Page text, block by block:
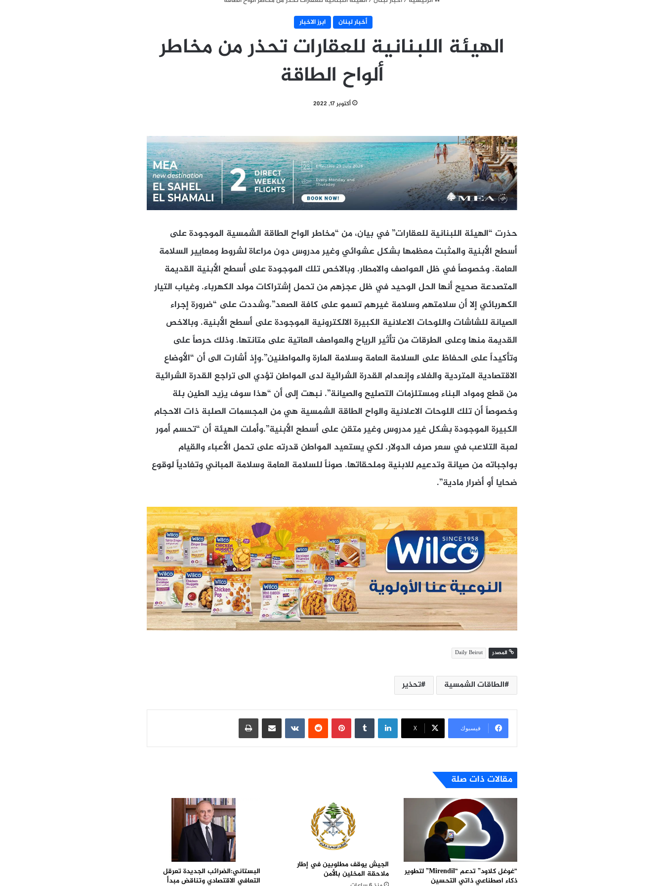
أخبار لبنان
ابرز الاخبار
الهيئة اللبنانية للعقارات تحذر من مخاطر
ألواح الطاقة
أكتوبر 17, 2022
حذرت “الهيئة اللبنانية للعقارات” في بيان، من “مخاطر الواح الطاقة الشمسية الموجودة على
أسطح الأبنية والمثبت معظمها بشكل عشوائي وغير مدروس دون مراعاة لشروط ومعايير السلامة
العامة. وخصوصاً في ظل العواصف والامطار. وبالاخص تلك الموجودة على أسطح الأبنية القديمة
المتصدعة صحيح أنها الحل الوحيد في ظل عجزهم من تحمل إشتراكات مولد الكهرباء. وغياب التيار
الكهربائي إلا أن سلامتهم وسلامة غيرهم تسمو على كافة الصعد”.وشددت على “ضرورة إجراء
الصيانة للشاشات واللوحات الاعلانية الكبيرة الالكترونية الموجودة على أسطح الأبنية. وبالاخص
القديمة منها وعلى الطرقات من تأثير الرياح والعواصف العاتية على متانتها. وذلك حرصاً على
وتأكيداً على الحفاظ على السلامة العامة وسلامة المارة والمواطنين”.وإذ أشارت الى أن “الأوضاع
الاقتصادية المتردية والغلاء وإنعدام القدرة الشرائية لدى المواطن تؤدي الى تراجع القدرة الشرائية
من قطع ومواد البناء ومستلزمات التصليح والصيانة”. نبهت إلى أن “هذا سوف يزيد الطين بلة
وخصوصاً أن تلك اللوحات الاعلانية والواح الطاقة الشمسية هي من المجسمات الصلبة ذات الاحجام
الكبيرة الموجودة بشكل غير مدروس وغير متقن على أسطح الأبنية”.وأملت الهيئة أن “تحسم أمور
لعبة التلاعب في سعر صرف الدولار. لكي يستعيد المواطن قدرته على تحمل الأعباء والقيام
بواجباته من صيانة وتدعيم للابنية وملحقاتها. صوناً للسلامة العامة وسلامة المباني وتفادياً لوقوع
ضحايا أو أضرار مادية”.
المصدر Daily Beirut
الطاقات الشمسية تحذير
فيسبوك X
لينكدإن بينتيريست مشاركة عبر البريد طباعة
مقالات ذات صلة
“غوغل كلاود” تدعم “Mirendil” لتطوير
ذكاء اصطناعي ذاتي التحسين
الجيش يوقف مطلوبين في إطار
ملاحقة المخلين بالأمن
البستاني:الضرائب الجديدة تعرقل
التعافي الاقتصادي وتناقض مبدأ